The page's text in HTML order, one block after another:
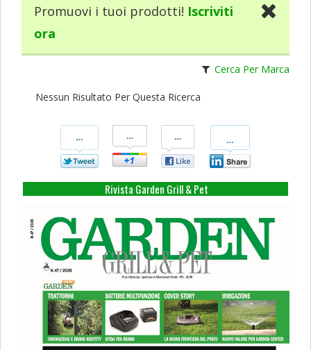
Promuovi i tuoi prodotti! Iscriviti
ora
Cerca Per Marca
Nessun Risultato Per Questa Ricerca
Twitter
Su
Google+
Su
Facebook
Su
Linkedin
Rivista Garden Grill & Pet